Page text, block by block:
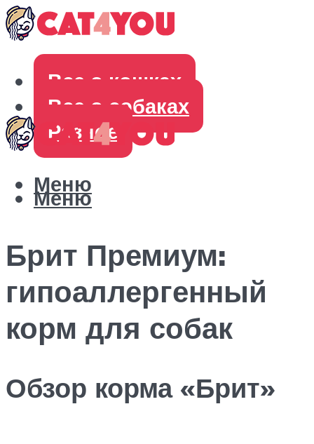
Все о кошках
Все о собаках
Разное
Меню
Меню
Брит Премиум:
гипоаллергенный
корм для собак
Обзор корма «Брит»